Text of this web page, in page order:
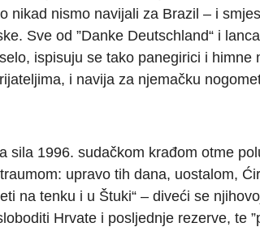
nikad nismo navijali za Brazil – i
Sve od ”Danke Deutschland“ i
ispisuju se tako panegirici i himne
i navija za njemačku
sila 1996. sudačkom krađom otme
upravo tih dana, uostalom,
na tenku i u Štuki“ – diveći se
Hrvate i posljednje rezerve, te